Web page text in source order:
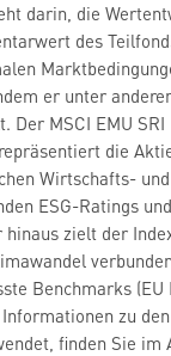
darin, die
des
er unter
Der MSCI EMU
die
Wirtschafts-
ESG-Ratings
zielt der
Benchmarks
zu
finden Sie